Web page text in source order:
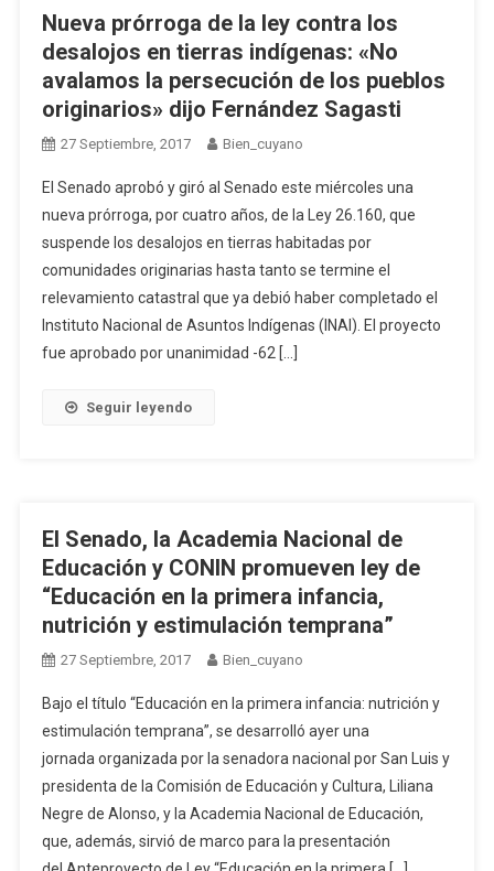
Nueva prórroga de la ley contra los
desalojos en tierras indígenas: «No
avalamos la persecución de los pueblos
originarios» dijo Fernández Sagasti
27 Septiembre, 2017 Bien_cuyano
El Senado aprobó y giró al Senado este miércoles una
nueva prórroga, por cuatro años, de la Ley 26.160, que
suspende los desalojos en tierras habitadas por
comunidades originarias hasta tanto se termine el
relevamiento catastral que ya debió haber completado el
Instituto Nacional de Asuntos Indígenas (INAI). El proyecto
fue aprobado por unanimidad -62 […]
Seguir leyendo
El Senado, la Academia Nacional de
Educación y CONIN promueven ley de
“Educación en la primera infancia,
nutrición y estimulación temprana”
27 Septiembre, 2017 Bien_cuyano
Bajo el título “Educación en la primera infancia: nutrición y
estimulación temprana”, se desarrolló ayer una
jornada organizada por la senadora nacional por San Luis y
presidenta de la Comisión de Educación y Cultura, Liliana
Negre de Alonso, y la Academia Nacional de Educación,
que, además, sirvió de marco para la presentación